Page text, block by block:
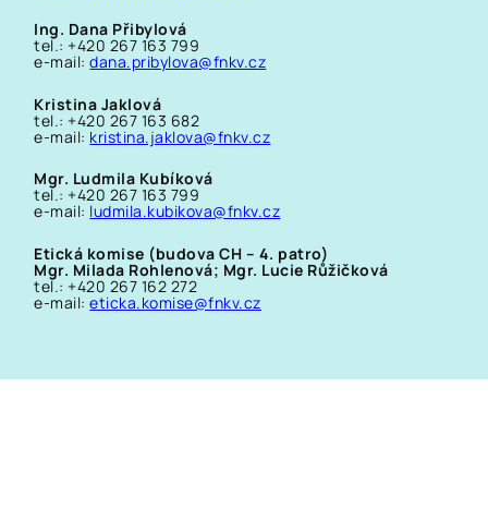
Ing. Dana Přibylová
tel.: +420 267 163 799
e-mail:dana.pribylova@fnkv.cz
Kristina Jaklová
tel.: +420 267 163 682
e-mail: kristina.jaklova@fnkv.cz
Mgr. Ludmila Kubíková
tel.: +420 267 163 799
e-mail: ludmila.kubikova@fnkv.cz
Etická komise (budova CH – 4. patro)
Mgr. Milada Rohlenová; Mgr. Lucie Růžičková
tel.: +420 267 162 272
e-mail:eticka.komise@fnkv.cz